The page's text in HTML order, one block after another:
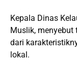
Kepala Dinas
Muslik,
dari
lokal.